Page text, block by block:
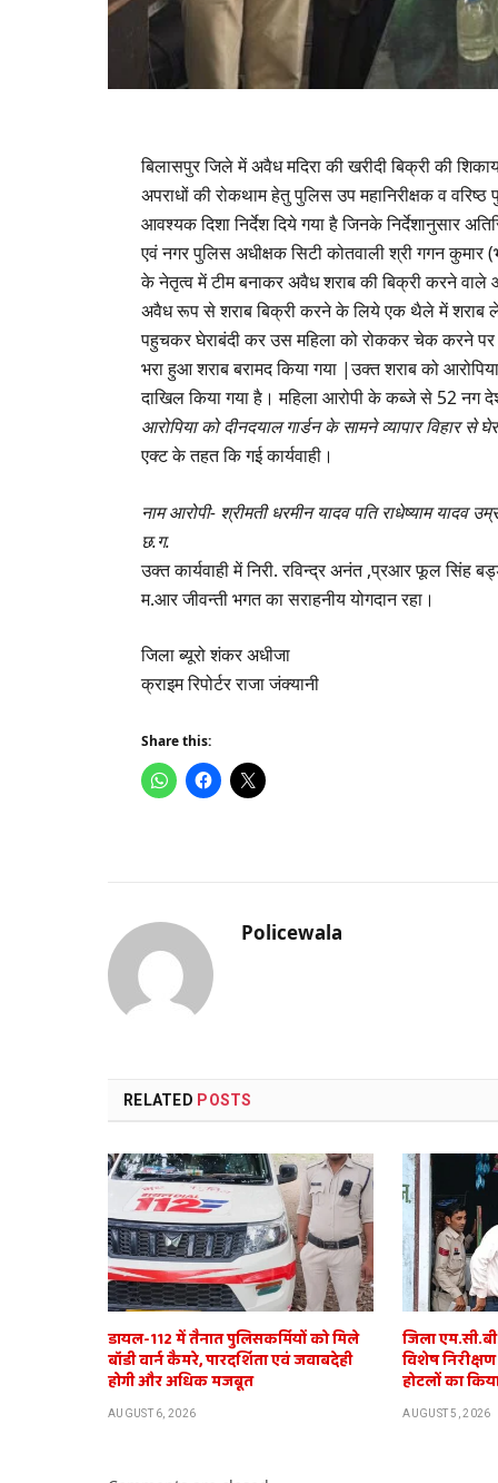
बिलासपुर जिले में अवैध मदिरा की खरीदी बिक्री की
अपराधों की रोकथाम हेतु पुलिस उप महानिरीक्षक व
आवश्यक दिशा निर्देश दिये गया है जिनके निर्देशानुसार
एवं नगर पुलिस अधीक्षक सिटी कोतवाली श्री गगन कुमार
के नेतृत्व में टीम बनाकर अवैध शराब की बिक्री करने वाले
अवैध रूप से शराब बिक्री करने के लिये एक थैले में शराब ले
पहुचकर घेराबंदी कर उस महिला को रोककर चेक करने
भरा हुआ शराब बरामद किया गया |उक्त शराब को
दाखिल किया गया है। महिला आरोपी के कब्जे से 52 नग
आरोपिया को दीनदयाल गार्डन के सामने व्यापार विहार से
एक्ट के तहत कि गई कार्यवाही।
नाम आरोपी- श्रीमती धरमीन यादव पति राधेष्याम यादव
छ.ग.
उक्त कार्यवाही में निरी. रविन्द्र अनंत ,प्रआर फूल सिंह
म.आर जीवन्ती भगत का सराहनीय योगदान रहा।
जिलाब्यूरोशंकरअधीजा
क्राइमरिपोर्टरराजाजंक्यानी
Share this:
Policewala
RELATED POSTS
डायल-112 में तैनात पुलिसकर्मियों को मिले
बॉडी वार्न कैमरे, पारदर्शिता एवं जवाबदेही
होगी और अधिक मजबूत
AUGUST 6, 2026
जिला
विशेष
होटलों का
AUGUST 5, 2026